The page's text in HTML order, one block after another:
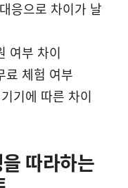
응으로 차이가 날
여부 차이
료 체험 여부
기에 따른 차이
따라하는